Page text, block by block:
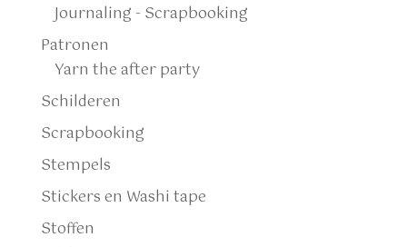
Journaling - Scrapbooking
Patronen
Yarn the after party
Schilderen
Scrapbooking
Stempels
Stickers en Washi tape
Stoffen